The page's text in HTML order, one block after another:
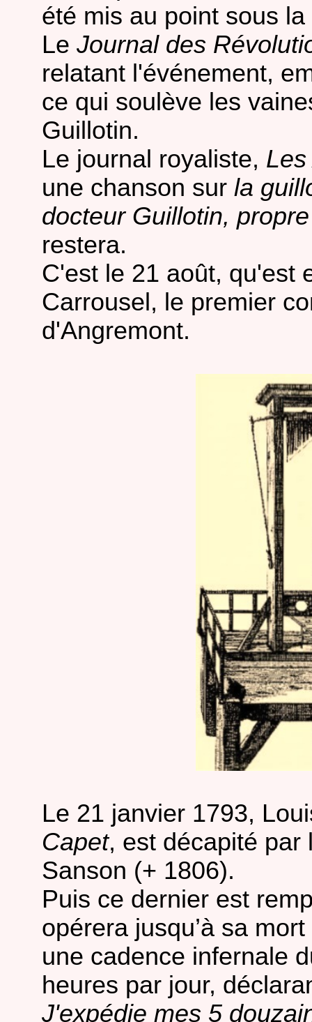
été mis au point sous
Le Journal des
relatant l'événement,
ce qui soulève les
Guillotin.
Le journal royaliste,
une chanson sur la
docteur Guillotin,
restera.
C'est le 21 août, qu'est
Carrousel, le premier
d'Angremont.
Le 21 janvier 1793,
Capet, est décapité par
Sanson (+ 1806).
Puis ce dernier est
opérera jusqu’à sa
une cadence infernale
heures par jour,
J'expédie mes 5